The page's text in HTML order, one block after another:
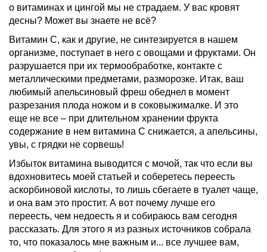
о витаминах и цингой мы не страдаем. У вас кровят
десны? Может вы знаете не всё?
Витамин С, как и другие, не синтезируется в нашем
организме, поступает в него с овощами и фруктами. Он
разрушается при их термообработке, контакте с
металлическими предметами, разморозке. Итак, ваш
любимый апельсиновый фреш обеднел в момент
разрезания плода ножом и в соковыжималке. И это
еще не все – при длительном хранении фрукта
содержание в нем витамина С снижается, а апельсины,
увы, с грядки не сорвешь!
Избыток витамина выводится с мочой, так что если вы
вдохновитесь моей статьей и соберетесь переесть
аскорбиновой кислоты, то лишь сбегаете в туалет чаще,
и она вам это простит. А вот почему лучше его
переесть, чем недоесть я и собираюсь вам сегодня
рассказать. Для этого я из разных источников собрала
то, что показалось мне важным и... все лучшее вам,